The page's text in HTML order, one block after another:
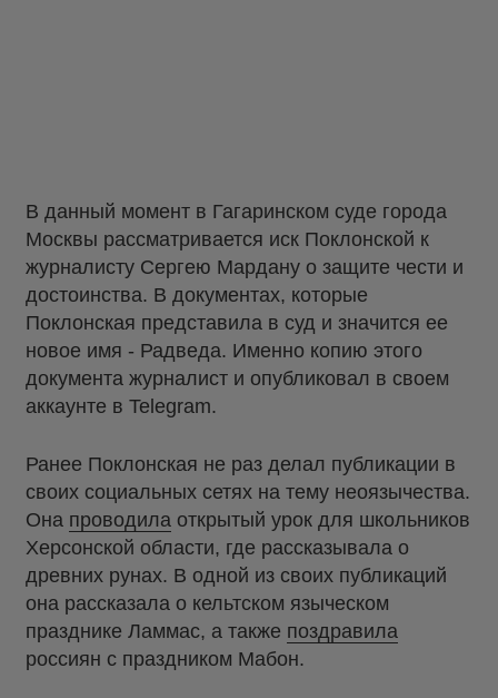
В данный момент в Гагаринском суде города
Москвы рассматривается иск Поклонской к
журналисту Сергею Мардану о защите чести и
достоинства. В документах, которые
Поклонская представила в суд и значится ее
новое имя - Радведа. Именно копию этого
документа журналист и опубликовал в своем
аккаунте в Telegram.
Ранее Поклонская не раз делал публикации в
своих социальных сетях на тему неоязычества.
Она проводила открытый урок для школьников
Херсонской области, где рассказывала о
древних рунах. В одной из своих публикаций
она рассказала о кельтском языческом
празднике Ламмас, а также поздравила
россиян с праздником Мабон.